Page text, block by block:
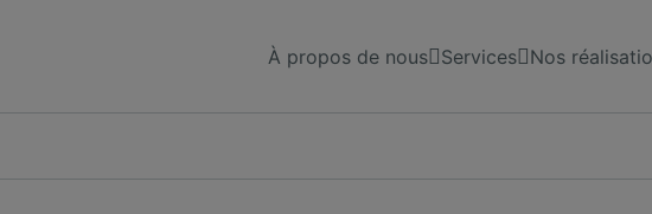
À propos de nous Services Nos